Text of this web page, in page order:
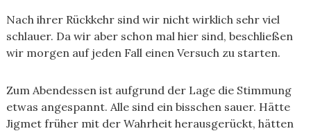
Nach ihrer Rückkehr sind wir nicht wirklich sehr viel
schlauer. Da wir aber schon mal hier sind, beschließen
wir morgen auf jeden Fall einen Versuch zu starten.
Zum Abendessen ist aufgrund der Lage die Stimmung
etwas angespannt. Alle sind ein bisschen sauer. Hätte
Jigmet früher mit der Wahrheit herausgerückt, hätten